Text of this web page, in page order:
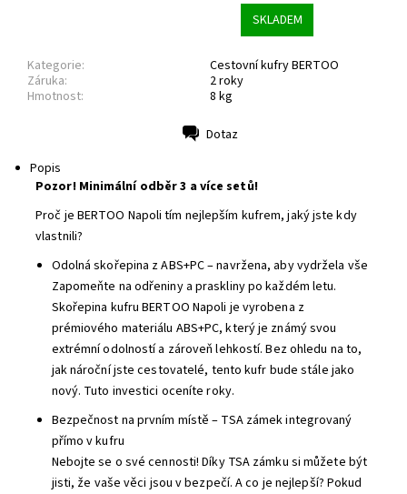
SKLADEM
Kategorie:
Cestovní kufry BERTOO
Záruka:
2 roky
Hmotnost:
8 kg
Dotaz
Popis
Pozor! Minimální odběr 3 a více setů!
Proč je BERTOO Napoli tím nejlepším kufrem, jaký jste kdy
vlastnili?
Odolná skořepina z ABS+PC – navržena, aby vydržela vše
Zapomeňte na odřeniny a praskliny po každém letu.
Skořepina kufru BERTOO Napoli je vyrobena z
prémiového materiálu ABS+PC, který je známý svou
extrémní odolností a zároveň lehkostí. Bez ohledu na to,
jak nároční jste cestovatelé, tento kufr bude stále jako
nový. Tuto investici oceníte roky.
Bezpečnost na prvním místě – TSA zámek integrovaný
přímo v kufru
Nebojte se o své cennosti! Díky TSA zámku si můžete být
jisti, že vaše věci jsou v bezpečí. A co je nejlepší? Pokud